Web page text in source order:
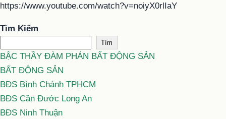
https://www.youtube.com/watch?v=noiyX0rlIaY
Tìm Kiếm
Tìm
BẬC THẦY ĐÀM PHÁN BẤT ĐỘNG SẢN
BẤT ĐỘNG SẢN
BĐS Bình Chánh TPHCM
BĐS Cần Đước Long An
BĐS Ninh Thuận